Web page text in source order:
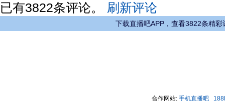
已有3822条评论。 刷新评论
下载直播吧APP，查看3822条精彩
合作网站: 手机直播吧